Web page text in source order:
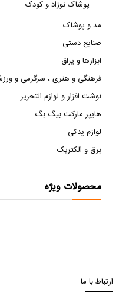
پوشاک نوزاد و کودک
مد و پوشاک
صنایع دستی
ابزارها و یراق
فرهنگی و هنری ، سرگرمی و
نوشت افزار و لوازم التحریر
هایپر مارکت بیگ بگ
لوازم یدکی
برق و الکتریک
محصولات ویژه
ارتباط با ما